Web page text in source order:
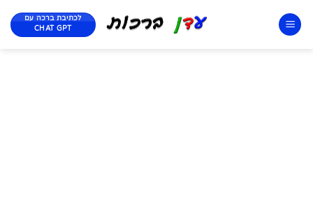
לכתיבת ברכה עם
CHAT GPT